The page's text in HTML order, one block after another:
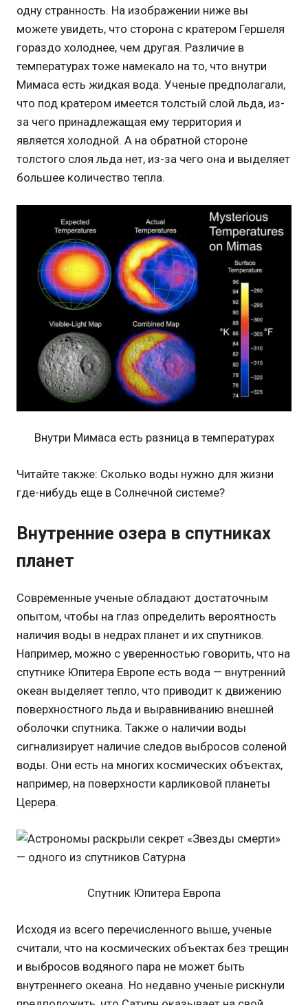
одну странность. На изображении ниже вы
можете увидеть, что сторона с кратером Гершеля
гораздо холоднее, чем другая. Различие в
температурах тоже намекало на то, что внутри
Мимаса есть жидкая вода. Ученые предполагали,
что под кратером имеется толстый слой льда, из-
за чего принадлежащая ему территория и
является холодной. А на обратной стороне
толстого слоя льда нет, из-за чего она и выделяет
большее количество тепла.
Внутри Мимаса есть разница в температурах
Читайте также: Сколько воды нужно для жизни
где-нибудь еще в Солнечной системе?
Внутренние озера в спутниках
планет
Современные ученые обладают достаточным
опытом, чтобы на глаз определить вероятность
наличия воды в недрах планет и их спутников.
Например, можно с уверенностью говорить, что на
спутнике Юпитера Европе есть вода — внутренний
океан выделяет тепло, что приводит к движению
поверхностного льда и выравниванию внешней
оболочки спутника. Также о наличии воды
сигнализирует наличие следов выбросов соленой
воды. Они есть на многих космических объектах,
например, на поверхности карликовой планеты
Церера.
Cпутник Юпитера Европа
Исходя из всего перечисленного выше, ученые
считали, что на космических объектах без трещин
и выбросов водяного пара не может быть
внутреннего океана. Но недавно ученые рискнули